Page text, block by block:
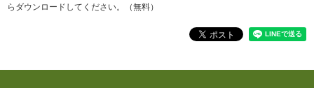
らダウンロードしてください。（無料）